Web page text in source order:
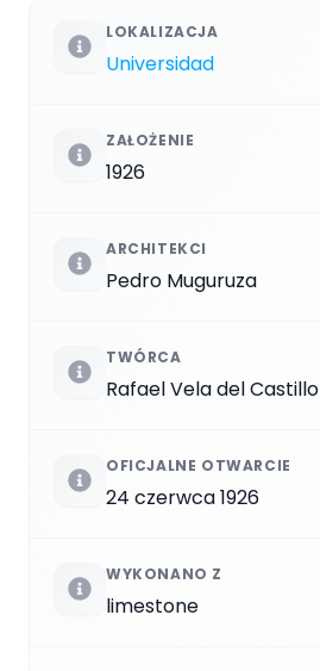
LOKALIZACJA
Universidad
ZAŁOŻENIE
1926
ARCHITEKCI
Pedro Muguruza
TWÓRCA
Rafael Vela del Castillo
OFICJALNE OTWARCIE
24 czerwca 1926
WYKONANO Z
limestone